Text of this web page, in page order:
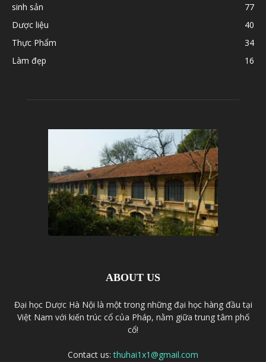
sinh sản
77
Dược liệu
40
Thực Phẩm
34
Làm đẹp
16
ABOUT US
Đại học Dược Hà Nội là một trong những đại học hàng đầu tại
Việt Nam với kiến trúc cổ của Pháp, nằm giữa trung tâm phố
cổ!
Contact us:thuhai1x1@gmail.com